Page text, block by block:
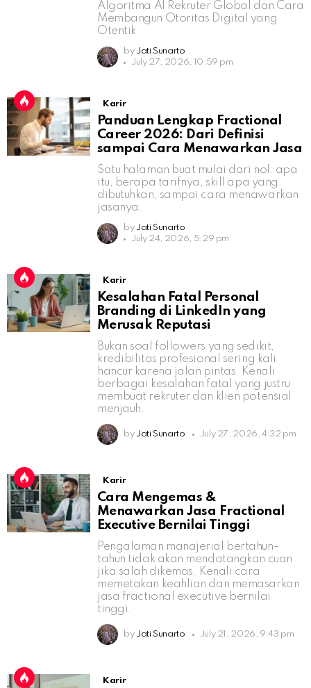
Algoritma AI Rekruter Global dan Cara
Membangun Otoritas Digital yang
Otentik
by Jati Sunarto
July 27, 2026, 10:59 pm
Karir
Panduan Lengkap Fractional
Career 2026: Dari Definisi
sampai Cara Menawarkan Jasa
Satu halaman buat mulai dari nol: apa
itu, berapa tarifnya, skill apa yang
dibutuhkan, sampai cara menawarkan
jasanya.
by Jati Sunarto
July 24, 2026, 5:29 pm
Karir
Kesalahan Fatal Personal
Branding di LinkedIn yang
Merusak Reputasi
Bukan soal followers yang sedikit,
kredibilitas profesional sering kali
hancur karena jalan pintas. Kenali
berbagai kesalahan fatal yang justru
membuat rekruter dan klien potensial
menjauh.
by Jati Sunarto July 27, 2026, 4:32 pm
Karir
Cara Mengemas &
Menawarkan Jasa Fractional
Executive Bernilai Tinggi
Pengalaman manajerial bertahun-
tahun tidak akan mendatangkan cuan
jika salah dikemas. Kenali cara
memetakan keahlian dan memasarkan
jasa fractional executive bernilai
tinggi.
by Jati Sunarto July 21, 2026, 9:43 pm
Karir